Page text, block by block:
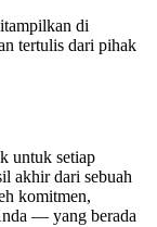
di
tertulis dari pihak
untuk setiap
akhir dari sebuah
komitmen,
— yang berada